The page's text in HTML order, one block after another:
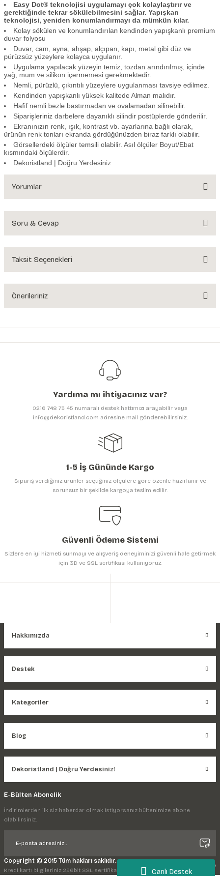
Canlı Destek
Easy Dot® teknolojisi uygulamayı çok kolaylaştırır ve
gerektiğinde tekrar sökülebilmesini sağlar. Yapışkan
teknolojisi, yeniden konumlandırmayı da mümkün kılar.
Kolay sökülen ve konumlandırılan kendinden yapışkanlı premium
duvar folyosu
Duvar, cam, ayna, ahşap, alçıpan, kapı, metal gibi düz ve
pürüzsüz yüzeylere kolayca uygulanır.
Uygulama yapılacak yüzeyin temiz, tozdan arındırılmış, içinde
yağ, mum ve silikon içermemesi gerekmektedir.
Nemli, pürüzlü, çıkıntılı yüzeylere uygulanması tavsiye edilmez.
Kendinden yapışkanlı yüksek kalitede Alman malıdır.
Hafif nemli bezle bastırmadan ve ovalamadan silinebilir.
Siparişleriniz darbelere dayanıklı silindir postüplerde gönderilir.
Ekranınızın renk, ışık, kontrast vb. ayarlarına bağlı olarak,
ürünün renk tonları ekranda gördüğünüzden biraz farklı olabilir.
Görsellerdeki ölçüler temsili olabilir. Asıl ölçüler Boyut/Ebat
kısmındaki ölçülerdir.
Dekoristland | Doğru Yerdesiniz
Yorumlar
Soru & Cevap
Ürün hakkında henüz soru sorulmamış.
Taksit Seçenekleri
Önerileriniz
yetersiz gördüğünüz noktaları öneri formunu kullanarak tarafımıza
Görüş ve önerileriniz için teşekkür ederiz.
Ürün resmi kalitesiz, bozuk veya görüntülenemiyor.
Ürün bilgilerinde hatalar bulunuyor.
Gönder
Yardıma mı ihtiyacınız var?
0216 748 75 45 numaralı destek hattımızı arayabilir veya
info@dekoristland.com adresine mail gönderebilirsiniz.
1-5 İş Gününde Kargo
Sipariş verdiğiniz ürünler seçtiğiniz ölçülere göre özenle hazırlanır ve
sorunsuz bir şekilde kargoya teslim edilir.
Güvenli Ödeme Sistemi
Sizlere en iyi hizmeti sunmayı ve alışveriş deneyiminizi güvenli hale getirmek
için 3D ve SSL sertifikası kullanıyoruz.
Hakkımızda
Destek
Kategoriler
Blog
Dekoristland | Doğru Yerdesiniz!
E-Bülten Abonelik
İndirimlerden ilk siz haberdar olmak istiyorsanız bültenimize abone
olabilirsiniz.
Copyright © 2015 Tüm hakları saklıdır.
Kredi kartı bilgileriniz 256bit SSL sertifikası ile korunmaktadır.